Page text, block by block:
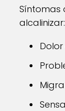
Síntomas
alcalinizar: